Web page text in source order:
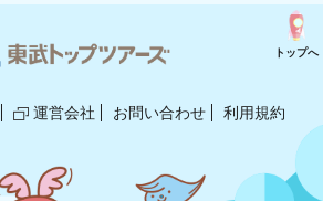
運営会社 お問い合わせ 利用規約
トップへ